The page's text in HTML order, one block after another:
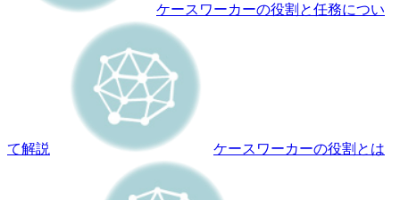
ケースワーカーの役割と任務につい
て解説 ケースワーカーの役割とは